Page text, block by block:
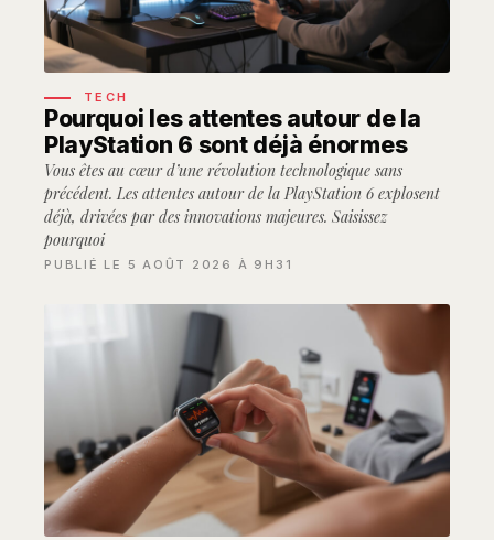
TECH
Pourquoi les attentes autour de la
PlayStation 6 sont déjà énormes
Vous êtes au cœur d’une révolution technologique sans
précédent. Les attentes autour de la PlayStation 6 explosent
déjà, drivées par des innovations majeures. Saisissez
pourquoi
PUBLIÉ LE 5 AOÛT 2026 À 9H31